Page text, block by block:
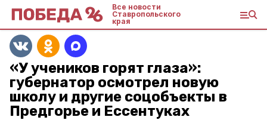
Все новости
Ставропольского
края
«У учеников горят глаза»:
губернатор осмотрел новую
школу и другие соцобъекты в
Предгорье и Ессентуках